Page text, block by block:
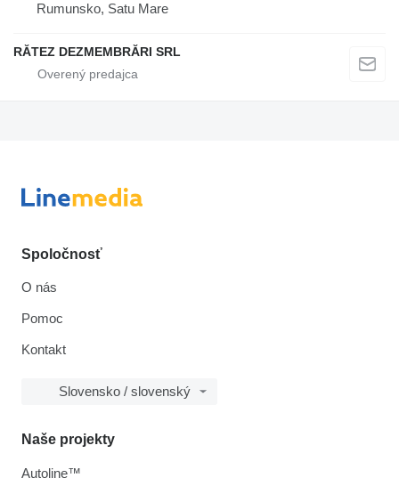
Rumunsko, Satu Mare
RĂTEZ DEZMEMBRĂRI SRL
Spoločnosť
O nás
Pomoc
Kontakt
Slovensko / slovenský
Naše projekty
Autoline™